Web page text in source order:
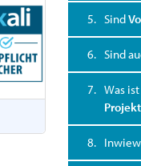
5. Sind
6. Sind
7. Was
8.